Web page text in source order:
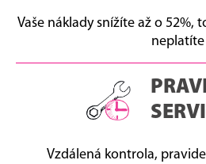
Vaše náklady snížíte až o 52%,
neplatíte
Vzdálená kontrola,